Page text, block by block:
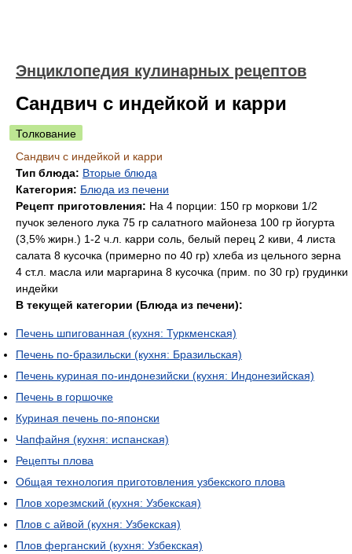
Энциклопедия кулинарных рецептов
Сандвич с индейкой и карри
Толкование
Сандвич с индейкой и карри
Тип блюда: Вторые блюда
Категория: Блюда из печени
Рецепт приготовления: На 4 порции: 150 гр моркови 1/2
пучок зеленого лука 75 гр салатного майонеза 100 гр йогурта
(3,5% жирн.) 1-2 ч.л. карри соль, белый перец 2 киви, 4 листа
салата 8 кусочка (примерно по 40 гр) хлеба из цельного зерна
4 ст.л. масла или маргарина 8 кусочка (прим. по 30 гр) грудинки
индейки
В текущей категории (Блюда из печени):
Печень шпигованная (кухня: Туркменская)
Печень по-бразильски (кухня: Бразильская)
Печень куриная по-индонезийски (кухня: Индонезийская)
Печень в горшочке
Куриная печень по-японски
Чапфайня (кухня: испанская)
Рецепты плова
Общая технология приготовления узбекского плова
Плов хорезмский (кухня: Узбекская)
Плов с айвой (кухня: Узбекская)
Плов ферганский (кухня: Узбекская)